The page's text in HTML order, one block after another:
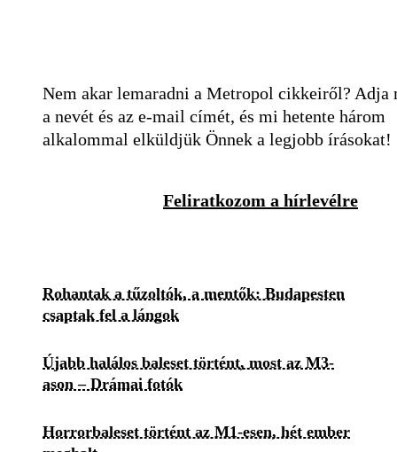
Nem akar lemaradni a Metropol cikkeiről? Adja
a nevét és az e-mail címét, és mi hetente három
alkalommal elküldjük Önnek a legjobb írásokat!
Feliratkozom a hírlevélre
Rohantak a tűzoltók, a mentők: Budapesten
csaptak fel a lángok
Újabb halálos baleset történt, most az M3-
ason – Drámai fotók
Horrorbaleset történt az M1-esen, hét ember